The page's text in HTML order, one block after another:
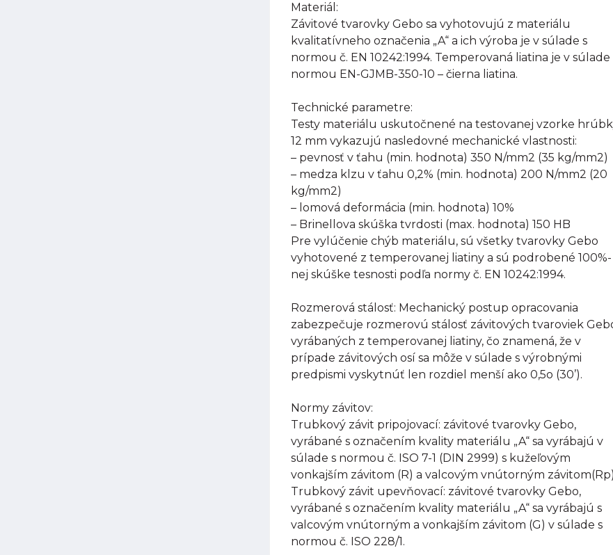
Materiál:
Závitové tvarovky Gebo sa vyhotovujú z materiálu
kvalitatívneho označenia „A“ a ich výroba je v súlade s
normou č. EN 10242:1994. Temperovaná liatina je v súlade
normou EN-GJMB-350-10 – čierna liatina.
Technické parametre:
Testy materiálu uskutočnené na testovanej vzorke
12 mm vykazujú nasledovné mechanické vlastnosti:
– pevnosť v ťahu (min. hodnota) 350 N/mm2 (35 kg/mm2)
– medza klzu v ťahu 0,2% (min. hodnota) 200 N/mm2 (20
kg/mm2)
– lomová deformácia (min. hodnota) 10%
– Brinellova skúška tvrdosti (max. hodnota) 150 HB
Pre vylúčenie chýb materiálu, sú všetky tvarovky Gebo
vyhotovené z temperovanej liatiny a sú podrobené 100%-
nej skúške tesnosti podľa normy č. EN 10242:1994.
Rozmerová stálosť: Mechanický postup opracovania
zabezpečuje rozmerovú stálosť závitových tvaroviek
vyrábaných z temperovanej liatiny, čo znamená, že v
prípade závitových osí sa môže v súlade s výrobnými
predpismi vyskytnúť len rozdiel menší ako 0,5o (30’).
Normy závitov:
Trubkový závit pripojovací: závitové tvarovky Gebo,
vyrábané s označením kvality materiálu „A“ sa vyrábajú v
súlade s normou č. ISO 7-1 (DIN 2999) s kužeľovým
vonkajším závitom (R) a valcovým vnútorným
Trubkový závit upevňovací: závitové tvarovky Gebo,
vyrábané s označením kvality materiálu „A“ sa vyrábajú s
valcovým vnútorným a vonkajším závitom (G) v súlade s
normou č. ISO 228/1.